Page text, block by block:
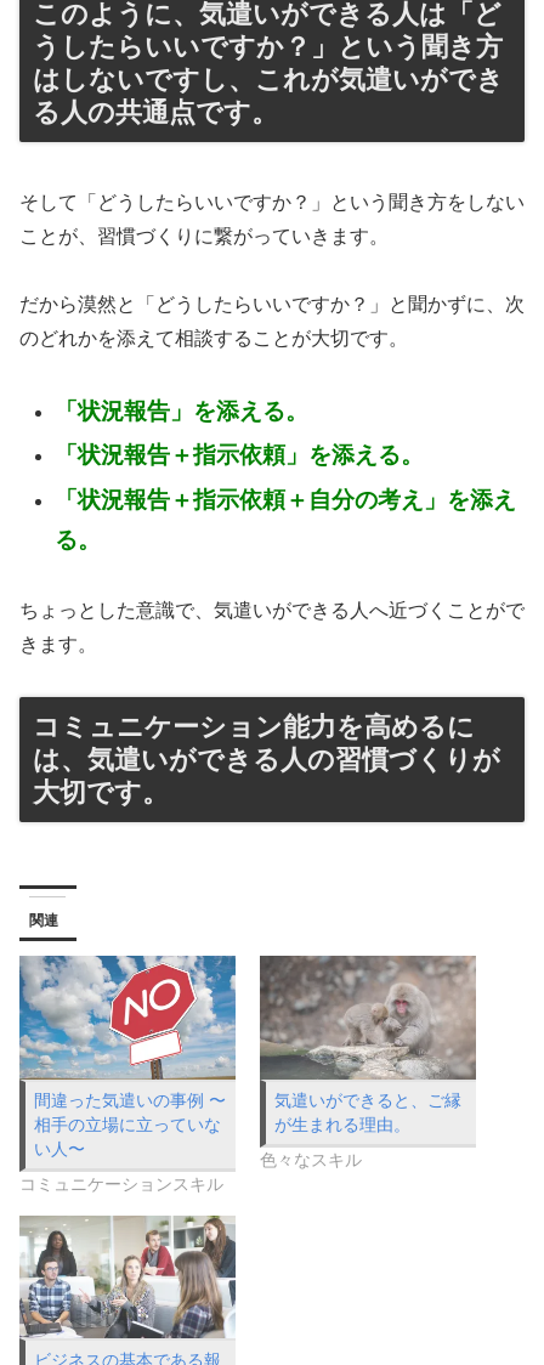
このように、気遣いができる人は「ど
うしたらいいですか？」という聞き方
はしないですし、これが気遣いができ
る人の共通点です。
そして「どうしたらいいですか？」という聞き方をしない
ことが、習慣づくりに繋がっていきます。
だから漠然と「どうしたらいいですか？」と聞かずに、次
のどれかを添えて相談することが大切です。
「状況報告」を添える。
「状況報告＋指示依頼」を添える。
「状況報告＋指示依頼＋自分の考え」を添え
る。
ちょっとした意識で、気遣いができる人へ近づくことがで
きます。
コミュニケーション能力を高めるに
は、気遣いができる人の習慣づくりが
大切です。
関連
間違った気遣いの事例 〜
相手の立場に立っていな
い人〜
コミュニケーションスキル
気遣いができると、ご縁
が生まれる理由。
色々なスキル
ビジネスの基本である報